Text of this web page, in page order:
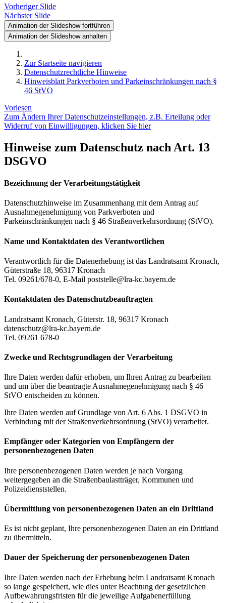
Vorheriger Slide
Nächster Slide
Animation der Slideshow fortführen
Animation der Slideshow anhalten
Zur Startseite navigieren
Datenschutzrechtliche Hinweise
Hinweisblatt Parkverboten und Parkeinschränkungen nach §
46 StVO
Vorlesen
Zum Ändern Ihrer Datenschutzeinstellungen, z.B. Erteilung oder
Widerruf von Einwilligungen, klicken Sie hier
Hinweise zum Datenschutz nach Art. 13
DSGVO
Bezeichnung der Verarbeitungstätigkeit
Datenschutzhinweise im Zusammenhang mit dem Antrag auf
Ausnahmegenehmigung von Parkverboten und
Parkeinschränkungen nach § 46 Straßenverkehrsordnung (StVO).
Name und Kontaktdaten des Verantwortlichen
Verantwortlich für die Datenerhebung ist das Landratsamt Kronach,
Güterstraße 18, 96317 Kronach
Tel. 09261/678-0, E-Mail poststelle@lra-kc.bayern.de
Kontaktdaten des Datenschutzbeauftragten
Landratsamt Kronach, Güterstr. 18, 96317 Kronach
datenschutz@lra-kc.bayern.de
Tel. 09261 678-0
Zwecke und Rechtsgrundlagen der Verarbeitung
Ihre Daten werden dafür erhoben, um Ihren Antrag zu bearbeiten
und um über die beantragte Ausnahmegenehmigung nach § 46
StVO entscheiden zu können.
Ihre Daten werden auf Grundlage von Art. 6 Abs. 1 DSGVO in
Verbindung mit der Straßenverkehrsordnung (StVO) verarbeitet.
Empfänger oder Kategorien von Empfängern der
personenbezogenen Daten
Ihre personenbezogenen Daten werden je nach Vorgang
weitergegeben an die Straßenbaulastträger, Kommunen und
Polizeidienststellen.
Übermittlung von personenbezogenen Daten an ein Drittland
Es ist nicht geplant, Ihre personenbezogenen Daten an ein Drittland
zu übermitteln.
Dauer der Speicherung der personenbezogenen Daten
Ihre Daten werden nach der Erhebung beim Landratsamt Kronach
so lange gespeichert, wie dies unter Beachtung der gesetzlichen
Aufbewahrungsfristen für die jeweilige Aufgabenerfüllung